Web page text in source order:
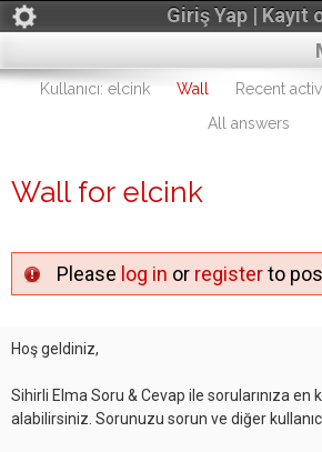
Giriş Yap | Kayıt
Kullanıcı: elcink Wall Recent
All answers
Wall for elcink
Please log in or registerto
Hoş geldiniz,
Sihirli Elma Soru & Cevap ile sorularınıza en
alabilirsiniz. Sorunuzu sorun ve diğer